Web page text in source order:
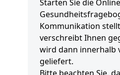
Starten Sie die
Kommunikation
verschreibt Ihnen
wird dann innerhalb
geliefert.